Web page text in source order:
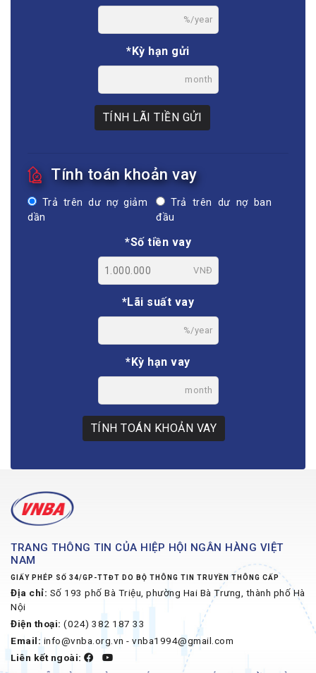
%/year
*Kỳ hạn gửi
month
TÍNH LÃI TIỀN GỬI
Tính toán khoản vay
Trả trên dư nợ giảm
dần
Trả trên dư nợ ban
đầu
*Số tiền vay
VNĐ
*Lãi suất vay
%/year
*Kỳ hạn vay
month
TÍNH TOÁN KHOẢN VAY
TRANG THÔNG TIN CỦA HIỆP HỘI NGÂN HÀNG VIỆT
NAM
GIẤY PHÉP SỐ 34/GP-TTĐT DO BỘ THÔNG TIN TRUYỀN THÔNG CẤP
Địa chỉ: Số 193 phố Bà Triệu, phường Hai Bà Trưng, thành phố Hà
Nội
Điện thoại: (024) 382 187 33
Email: info@vnba.org.vn - vnba1994@gmail.com
Liên kết ngoài: